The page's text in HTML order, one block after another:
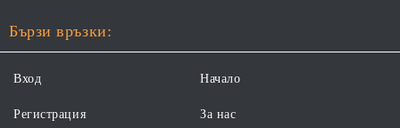
Бързи връзки:
Вход
Регистрация
Начало
За нас